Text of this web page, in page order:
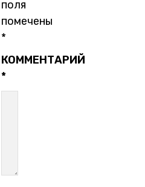
поля
помечены
*
КОММЕНТАРИЙ
*